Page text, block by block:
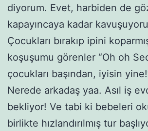
diyorum. Evet, harbiden de
kapayıncaya kadar
Çocukları bırakıp ipini
koşuşumu görenler “Oh oh
çocukları başından, iyisin
Nerede arkadaş yaa. Asıl iş
bekliyor! Ve tabi ki bebeleri
birlikte hızlandırılmış tur